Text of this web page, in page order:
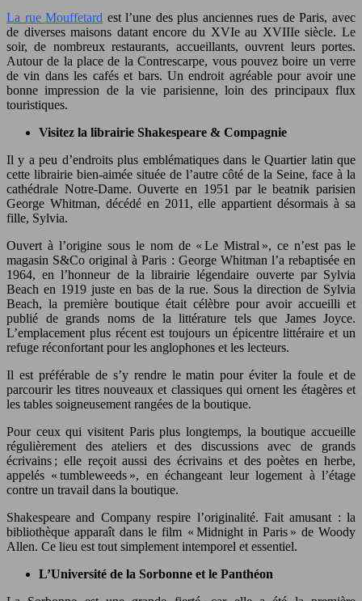
La rue Mouffetard est l’une des plus anciennes rues de Paris, avec
de diverses maisons datant encore du XVIe au XVIIIe siècle. Le
soir, de nombreux restaurants, accueillants, ouvrent leurs portes.
Autour de la place de la Contrescarpe, vous pouvez boire un verre
de vin dans les cafés et bars. Un endroit agréable pour avoir une
bonne impression de la vie parisienne, loin des principaux flux
touristiques.
Visitez la librairie Shakespeare & Compagnie
Il y a peu d’endroits plus emblématiques dans le Quartier latin que
cette librairie bien-aimée située de l’autre côté de la Seine, face à la
cathédrale Notre-Dame. Ouverte en 1951 par le beatnik parisien
George Whitman, décédé en 2011, elle appartient désormais à sa
fille, Sylvia.
Ouvert à l’origine sous le nom de « Le Mistral », ce n’est pas le
magasin S&Co original à Paris : George Whitman l’a rebaptisée en
1964, en l’honneur de la librairie légendaire ouverte par Sylvia
Beach en 1919 juste en bas de la rue. Sous la direction de Sylvia
Beach, la première boutique était célèbre pour avoir accueilli et
publié de grands noms de la littérature tels que James Joyce.
L’emplacement plus récent est toujours un épicentre littéraire et un
refuge réconfortant pour les anglophones et les lecteurs.
Il est préférable de s’y rendre le matin pour éviter la foule et de
parcourir les titres nouveaux et classiques qui ornent les étagères et
les tables soigneusement rangées de la boutique.
Pour ceux qui visitent Paris plus longtemps, la boutique accueille
régulièrement des ateliers et des discussions avec de grands
écrivains ; elle reçoit aussi des écrivains et des poètes en herbe,
appelés « tumbleweeds », en échangeant leur logement à l’étage
contre un travail dans la boutique.
Shakespeare and Company respire l’originalité. Fait amusant : la
bibliothèque apparaît dans le film « Midnight in Paris » de Woody
Allen. Ce lieu est tout simplement intemporel et essentiel.
L’Université de la Sorbonne et le Panthéon